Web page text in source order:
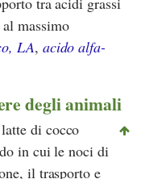
massimo
LA, acido alfa-
degli animali
di cocco
in cui le noci di
il trasporto e